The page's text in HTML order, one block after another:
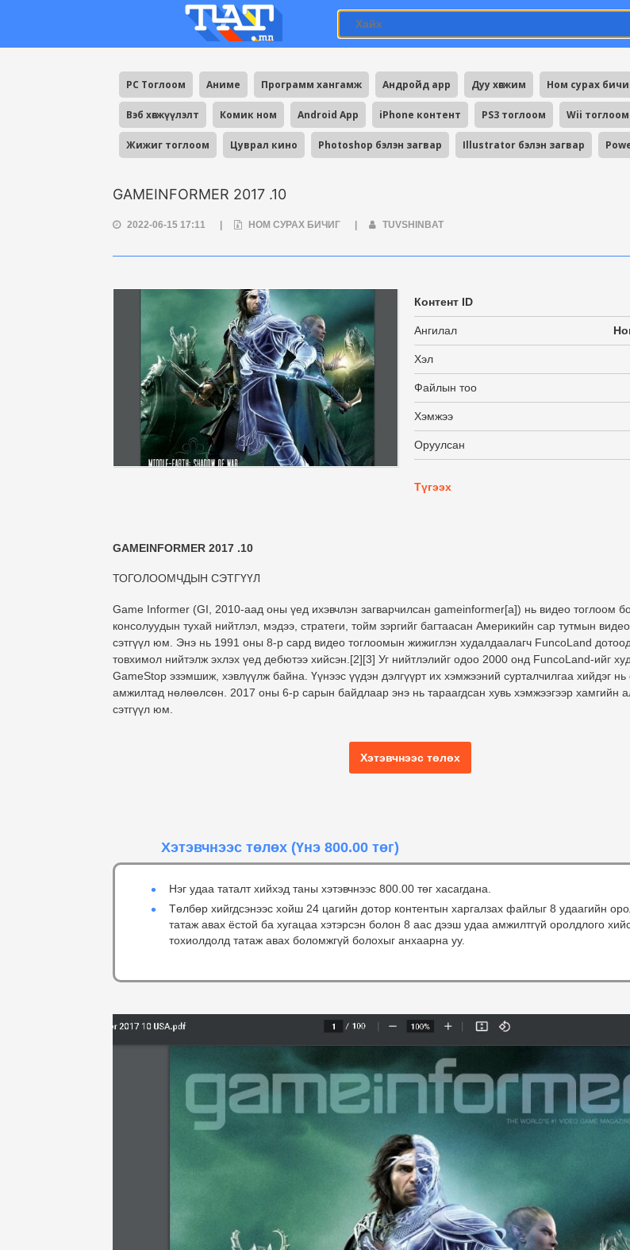
PC Тоглоом Аниме Программ хангамж Андройд app Дуу хөгжим Ном сурах
Вэб хөгжүүлэлт Комик ном Android App iPhone контент PS3 тоглоом Wii тоглоом
Жижиг тоглоом Цуврал кино Photoshop бэлэн загвар Illustrator бэлэн загвар
GAMEINFORMER 2017 .10
2022-06-15 17:11 НОМ СУРАХ БИЧИГ TUVSHINBAT
Контент ID
Ангилал
Хэл
Файлын тоо
Хэмжээ
Оруулсан
Түгээх
GAMEINFORMER 2017 .10
ТОГОЛООМЧДЫН СЭТГҮҮЛ
Game Informer (GI, 2010-аад оны үед ихэвчлэн загварчилсан gameinformer[a]) нь видео тоглоом
консолуудын тухай нийтлэл, мэдээ, стратеги, тойм зэргийг багтаасан Америкийн сар тутмын
сэтгүүл юм. Энэ нь 1991 оны 8-р сард видео тоглоомын жижиглэн худалдаалагч FuncoLand
товхимол нийтэлж эхлэх үед дебютээ хийсэн.[2][3] Уг нийтлэлийг одоо 2000 онд FuncoLand-ийг
GameStop эзэмшиж, хэвлүүлж байна. Үүнээс үүдэн дэлгүүрт их хэмжээний сурталчилгаа хийдэг нь
амжилтад нөлөөлсөн. 2017 оны 6-р сарын байдлаар энэ нь тараагдсан хувь хэмжээгээр хамгийн
сэтгүүл юм.
Хэтэвчнээс төлөх
Хэтэвчнээс төлөх (Үнэ 800.00 төг)
Нэг удаа таталт хийхэд таны хэтэвчнээс 800.00 төг хасагдана.
Төлбөр хийгдсэнээс хойш 24 цагийн дотор контентын харгалзах файлыг 8 удаагийн
татаж авах ёстой ба хугацаа хэтэрсэн болон 8 аас дээш удаа амжилтгүй оролдлого
тохиолдолд татаж авах боломжгүй болохыг анхаарна уу.